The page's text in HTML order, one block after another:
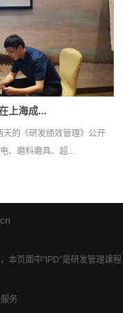
上海成...
的《研发绩效管理》公开
、磨料磨具、超...
页面中“IPD”是研发管理课程
务